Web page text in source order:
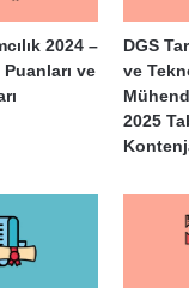
2024 –
ve
DGS
ve
2025